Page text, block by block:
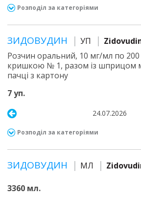
Розподіл за категоріями
ЗИДОВУДИН УП
Розчин оральний, 10 мг/мл по 200
кришкою № 1, разом із шприцом
пачці з картону
7 уп.
24.07.2026
Розподіл за категоріями
ЗИДОВУДИН МЛ
3360 мл.